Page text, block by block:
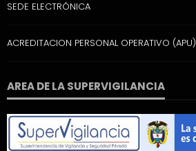
SEDE ELECTRÓNICA
ACREDITACION PERSONAL OPERATIVO (APU)
AREA DE LA SUPERVIGILANCIA